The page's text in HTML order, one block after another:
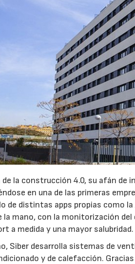
de la construcción 4.0, su afán de
en una de las primeras
de distintas apps propias como la
la mano, con la monitorización
a medida y una mayor salubridad.
Siber desarrolla sistemas de
y de calefacción.